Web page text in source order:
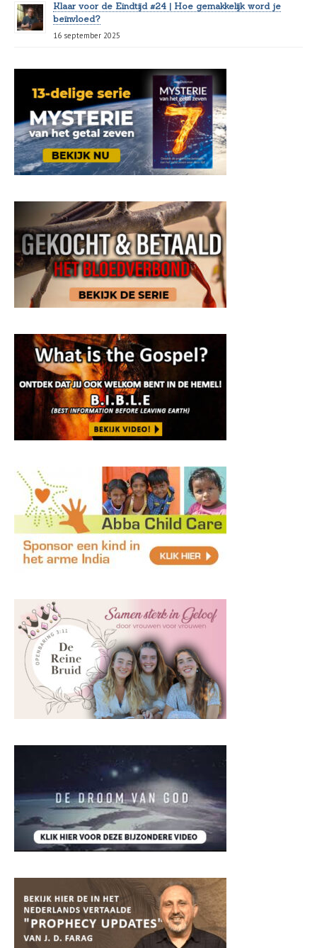
Klaar voor de Eindtijd #24 | Hoe gemakkelijk word je
beïnvloed?
16 september 2025